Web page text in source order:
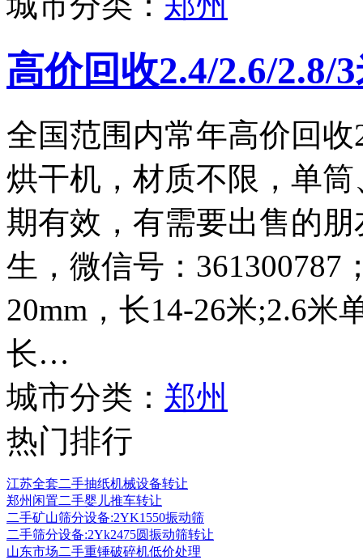
高价回收2.4/2.6/2.8/
全国范围内常年高价回收
烘干机，材质不限，单
期有效，有需要出售的朋
生，微信号：361300787
20mm，长14-26米;2.6米
长…
城市分类： 郑州
热门排行
江苏全套二手抽纸机械设备转让
郑州闲置二手婴儿推车转让
二手矿山筛分设备:2YK1550振动筛
二手筛分设备:2Yk2475圆振动筛转让
山东市场二手重锤破碎机低价处理